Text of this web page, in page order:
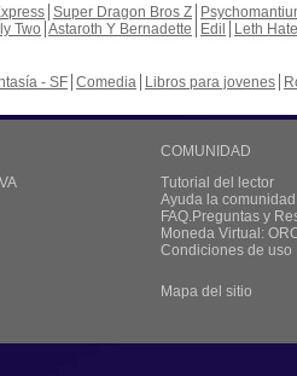
Super Dragon Bros Z
Two Astaroth Y Bernadette Edil
Leth Hate
- SF Comedia Libros para jovenes
COMUNIDAD
Tutorial del lector
Ayuda la
FAQ.Preguntas y
Moneda Virtual:
Condiciones de uso
Mapa del sitio